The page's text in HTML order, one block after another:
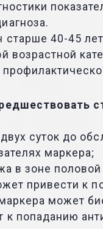
40-45
возрастной
суток до
маркера;
в зоне
привести к
может
к попаданию